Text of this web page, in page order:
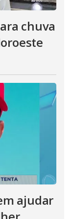
chuva
ajudar